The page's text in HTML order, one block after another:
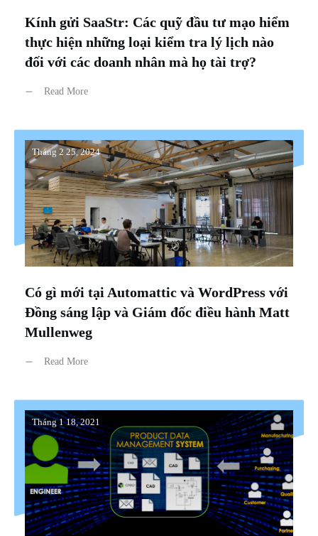
Kính gửi SaaStr: Các quỹ đầu tư mạo hiểm
thực hiện những loại kiểm tra lý lịch nào
đối với các doanh nhân mà họ tài trợ?
Read More
Tháng 2 25, 2024
Có gì mới tại Automattic và WordPress với
Đồng sáng lập và Giám đốc điều hành Matt
Mullenweg
Read More
Tháng 1 18, 2021